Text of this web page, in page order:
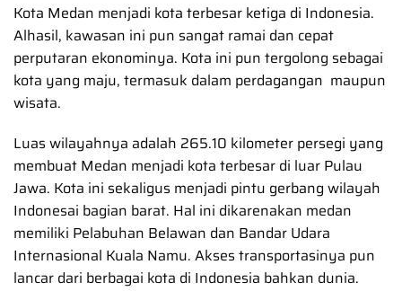
Kota Medan menjadi kota terbesar ketiga di Indonesia.
Alhasil, kawasan ini pun sangat ramai dan cepat
perputaran ekonominya. Kota ini pun tergolong sebagai
kota yang maju, termasuk dalam perdagangan maupun
wisata.
Luas wilayahnya adalah 265.10 kilometer persegi yang
membuat Medan menjadi kota terbesar di luar Pulau
Jawa. Kota ini sekaligus menjadi pintu gerbang wilayah
Indonesai bagian barat. Hal ini dikarenakan medan
memiliki Pelabuhan Belawan dan Bandar Udara
Internasional Kuala Namu. Akses transportasinya pun
lancar dari berbagai kota di Indonesia bahkan dunia.